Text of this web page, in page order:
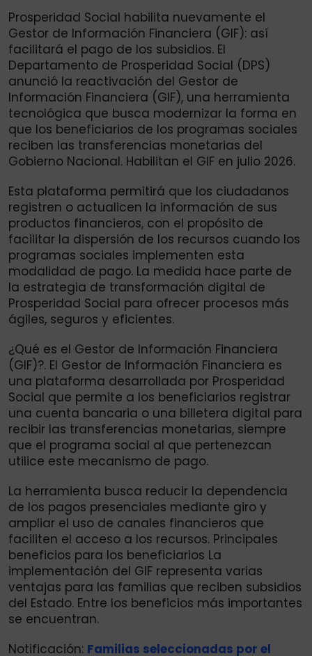
Prosperidad Social habilita nuevamente el
Gestor de Información Financiera (GIF): así
facilitará el pago de los subsidios. El
Departamento de Prosperidad Social (DPS)
anunció la reactivación del Gestor de
Información Financiera (GIF), una herramienta
tecnológica que busca modernizar la forma en
que los beneficiarios de los programas sociales
reciben las transferencias monetarias del
Gobierno Nacional. Habilitan el GIF en julio 2026.
Esta plataforma permitirá que los ciudadanos
registren o actualicen la información de sus
productos financieros, con el propósito de
facilitar la dispersión de los recursos cuando los
programas sociales implementen esta
modalidad de pago. La medida hace parte de
la estrategia de transformación digital de
Prosperidad Social para ofrecer procesos más
ágiles, seguros y eficientes.
¿Qué es el Gestor de Información Financiera
(GIF)?. El Gestor de Información Financiera es
una plataforma desarrollada por Prosperidad
Social que permite a los beneficiarios registrar
una cuenta bancaria o una billetera digital para
recibir las transferencias monetarias, siempre
que el programa social al que pertenezcan
utilice este mecanismo de pago.
La herramienta busca reducir la dependencia
de los pagos presenciales mediante giro y
ampliar el uso de canales financieros que
faciliten el acceso a los recursos. Principales
beneficios para los beneficiarios La
implementación del GIF representa varias
ventajas para las familias que reciben subsidios
del Estado. Entre los beneficios más importantes
se encuentran.
Notificación: Familias seleccionadas por el